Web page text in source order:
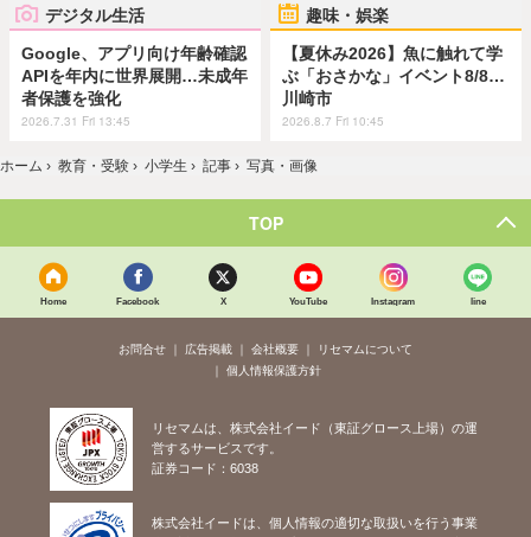
デジタル生活
Google、アプリ向け年齢確認
APIを年内に世界展開…未成年
者保護を強化
2026.7.31 Fri 13:45
趣味・娯楽
【夏休み2026】魚に触れて学
ぶ「おさかな」イベント8/8…
川崎市
2026.8.7 Fri 10:45
ホーム › 教育・受験 › 小学生 › 記事 › 写真・画像
TOP
Home Facebook X YouTube Instagram line
お問合せ 広告掲載 会社概要
リセマムについて
個人情報保護方針
リセマムは、株式会社イード（東証グロース上場）の運
営するサービスです。
証券コード：6038
株式会社イードは、個人情報の適切な取扱いを行う事業